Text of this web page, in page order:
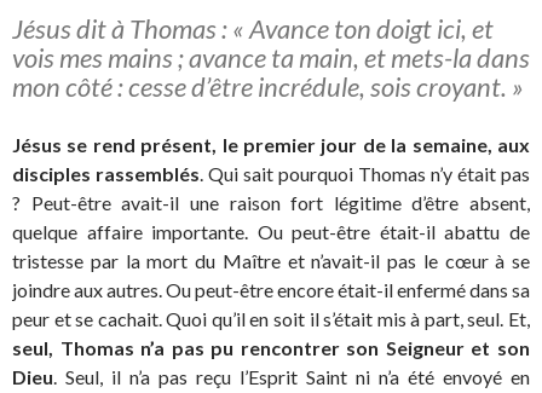
Jésus dit à Thomas : « Avance ton doigt ici, et
vois mes mains ; avance ta main, et mets-la dans
mon côté : cesse d’être incrédule, sois croyant. »
Jésus se rend présent, le premier jour de la semaine, aux
disciples rassemblés. Qui sait pourquoi Thomas n’y était pas
? Peut-être avait-il une raison fort légitime d’être absent,
quelque affaire importante. Ou peut-être était-il abattu de
tristesse par la mort du Maître et n’avait-il pas le cœur à se
joindre aux autres. Ou peut-être encore était-il enfermé dans sa
peur et se cachait. Quoi qu’il en soit il s’était mis à part, seul. Et,
seul, Thomas n’a pas pu rencontrer son Seigneur et son
Dieu. Seul, il n’a pas reçu l’Esprit Saint ni n’a été envoyé en